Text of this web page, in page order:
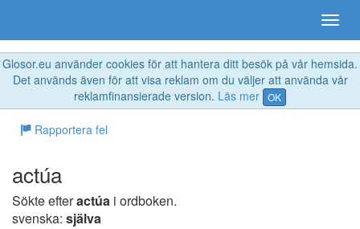
Glosor.eu använder cookies för att hantera ditt besök på vår hemsida.
Det används även för att visa reklam om du väljer att använda vår
reklamfinansierade version. Läs mer OK
Rapportera fel
actúa
Sökte efteractúa i ordboken.
svenska: själva